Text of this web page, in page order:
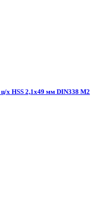
ц/х HSS 2,1х49 мм DIN338 М2